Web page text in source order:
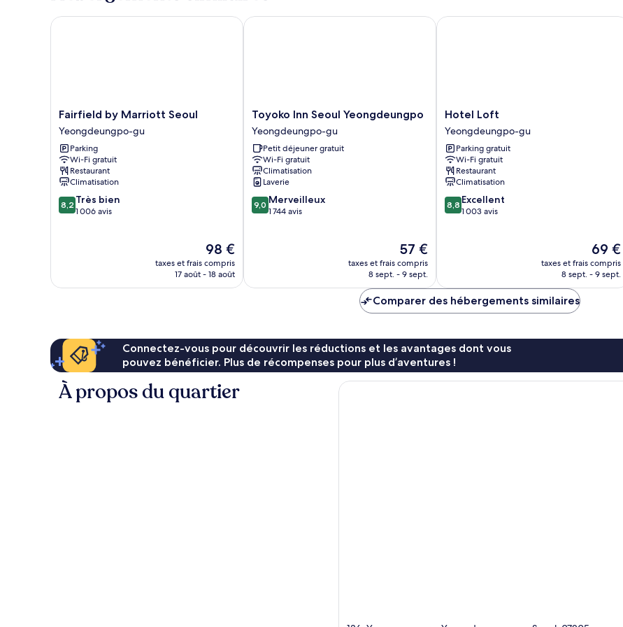
Suite
Connecting
Fairfield
by
Marriott
Seoul
Yeongdeungpo-
gu
Fairfield by Marriott Seoul
Yeongdeungpo-gu
Parking
Wi-Fi gratuit
Restaurant
Climatisation
8.2
sur
8,2 Très bien
1 006 avis
Le
nouveau
prix
98 €
taxes et frais compris
17 août - 18 août
Fairfield by Marriott Seoul
Toyoko
Inn
Seoul
Yeongdeungpo
Yeongdeungpo-
gu
Toyoko Inn Seoul Yeongdeungpo
Yeongdeungpo-gu
Petit déjeuner gratuit
Wi-Fi gratuit
Climatisation
Laverie
9.0
sur
9,0 Merveilleux
1 744 avis
Le
nouveau
prix
de
57 €
taxes et frais compris
8 sept. - 9 sept.
Toyoko Inn Seoul Yeongdeungpo
Hotel
Loft
Yeongdeungpo-
gu
Hotel Loft
Yeongdeungpo-gu
Parking gratuit
Wi-Fi gratuit
Restaurant
Climatisation
8.8
sur
8,8 Excellent
1 003 avis
Le
nouveau
prix
69 €
taxes et frais compris
8 sept. - 9 sept.
Hotel Loft
Comparer des hébergements similaires
Connectez-vous pour découvrir les réductions et les avantages dont vous
pouvez bénéficier. Plus de récompenses pour plus d’aventures !
À propos du quartier